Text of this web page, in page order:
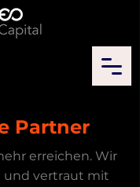
Partner
erreichen. Wir
und vertraut mit